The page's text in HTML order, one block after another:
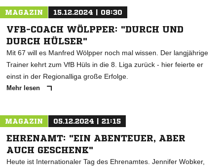
MAGAZIN 15.12.2024 | 08:30
VFB-COACH WÖLPPER: "DURCH UND
DURCH HÜLSER"
Mit 67 will es Manfred Wölpper noch mal wissen. Der langjährige
Trainer kehrt zum VfB Hüls in die 8. Liga zurück - hier feierte er
einst in der Regionalliga große Erfolge.
Mehr lesen
MAGAZIN 05.12.2024 | 21:15
EHRENAMT: "EIN ABENTEUER, ABER
AUCH GESCHENK"
Heute ist Internationaler Tag des Ehrenamtes. Jennifer Wobker,